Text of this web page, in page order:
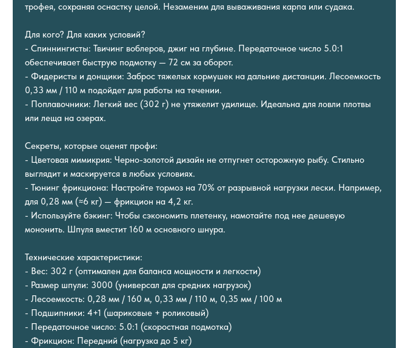
трофея, сохраняя оснастку целой. Незаменим для вываживания карпа или судака.
Для кого? Для каких условий?
- Спиннингисты: Твичинг воблеров, джиг на глубине. Передаточное число 5.0:1
обеспечивает быструю подмотку — 72 см за оборот.
- Фидеристы и донщики: Заброс тяжелых кормушек на дальние дистанции. Лесоемкость
0,33 мм / 110 м подойдет для работы на течении.
- Поплавочники: Легкий вес (302 г) не утяжелит удилище. Идеальна для ловли плотвы
или леща на озерах.
Секреты, которые оценят профи:
- Цветовая мимикрия: Черно-золотой дизайн не отпугнет осторожную рыбу. Стильно
выглядит и маскируется в любых условиях.
- Тюнинг фрикциона: Настройте тормоз на 70% от разрывной нагрузки лески. Например,
для 0,28 мм (≈6 кг) — фрикцион на 4,2 кг.
- Используйте бэкинг: Чтобы сэкономить плетенку, намотайте под нее дешевую
мононить. Шпуля вместит 160 м основного шнура.
Технические характеристики:
- Вес: 302 г (оптимален для баланса мощности и легкости)
- Размер шпули: 3000 (универсал для средних нагрузок)
- Лесоемкость: 0,28 мм / 160 м, 0,33 мм / 110 м, 0,35 мм / 100 м
- Подшипники: 4+1 (шариковые + роликовый)
- Передаточное число: 5.0:1 (скоростная подмотка)
- Фрикцион: Передний (нагрузка до 5 кг)